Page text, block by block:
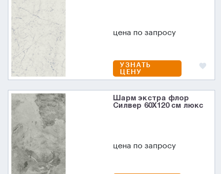
цена по запросу
УЗНАТЬ
ЦЕНУ
Шарм экстра флор
Силвер 60X120 см люкс
цена по запросу